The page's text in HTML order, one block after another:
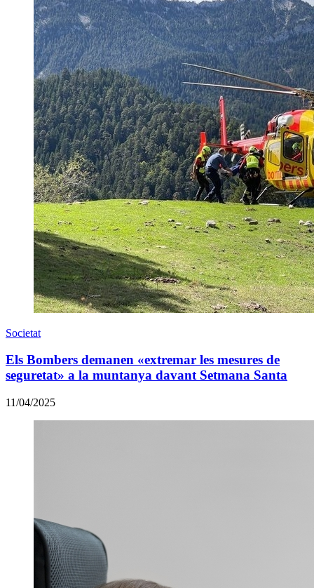
Societat
Els Bombers demanen «extremar les mesures de
seguretat» a la muntanya davant Setmana Santa
11/04/2025